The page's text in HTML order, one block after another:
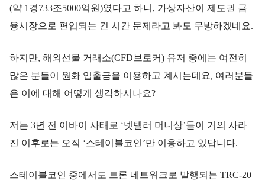
(약 1경733조5000억원)였다고 하니, 가상자산이 제도권 금
융시장으로 편입되는 건 시간 문제라고 봐도 무방하겠네요.
하지만, 해외선물 거래소(CFD브로커) 유저 중에는 여전히
많은 분들이 원화 입출금을 이용하고 계시는데요, 여러분들
은 이에 대해 어떻게 생각하시나요?
저는 3년 전 이바이 사태로 ‘넷텔러 머니상’들이 거의 사라
진 이후로는 오직 ‘스테이블코인’만 이용하고 있답니다.
스테이블코인 중에서도 트론 네트워크로 발행되는 TRC-20